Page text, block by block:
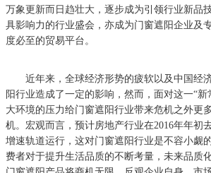
万象更新而日趋壮大，逐步成为引领行业新品
具影响力的行业盛会，亦成为门窗遮阳企业及
度必至的贸易平台。
近年来，全球经济形势的疲软以及中国经
阳行业造成了一定的影响，然而，面对这一“
大环境的压力给门窗遮阳行业带来危机之外更
机。宏观而言，预计房地产行业在2016年年初
增速轨道运行，这对门窗遮阳行业是不容小觑
费者对于提升生活品质的不断考量，未来品质